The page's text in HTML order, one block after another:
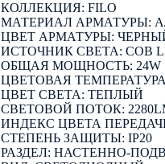
КОЛЛЕКЦИЯ: FILO
МАТЕРИАЛ АРМАТУРЫ:
ЦВЕТ АРМАТУРЫ:
ИСТОЧНИК СВЕТА: COB
ОБЩАЯ МОЩНОСТЬ: 24W
ЦВЕТОВАЯ
ЦВЕТ СВЕТА: ТЕПЛЫЙ
СВЕТОВОЙ ПОТОК:
ИНДЕКС ЦВЕТА
СТЕПЕНЬ ЗАЩИТЫ: IP20
РАЗДЕЛ: НАСТЕННО-